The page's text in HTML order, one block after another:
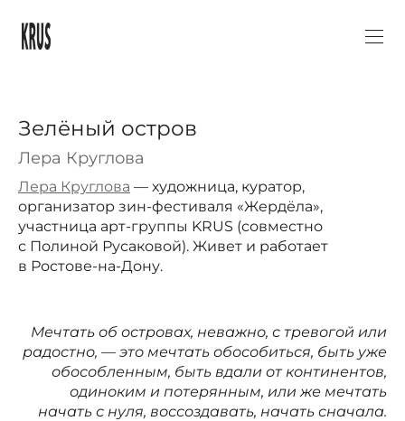
Зелёный остров
Лера Круглова
Лера Круглова — художница, куратор,
организатор зин-фестиваля «Жердёла»,
участница арт-группы KRUS (совместно
с Полиной Русаковой). Живет и работает
в Ростове-на-Дону.
Мечтать об островах, неважно, с тревогой или
радостно, — это мечтать обособиться, быть уже
обособленным, быть вдали от континентов,
одиноким и потерянным, или же мечтать
начать с нуля, воссоздавать, начать сначала.